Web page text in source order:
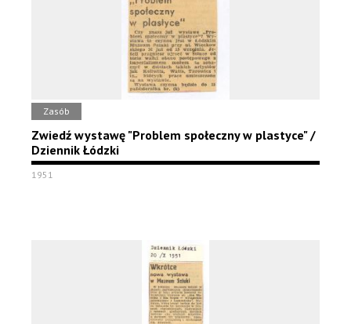
Zasób
Zwiedź wystawę "Problem społeczny w plastyce" /
Dziennik Łódzki
1951